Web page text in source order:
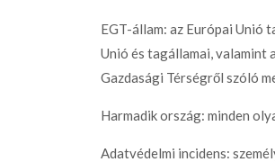
EGT-állam: az Európai Unió
Unió és tagállamai, valamint
Gazdasági Térségről szóló
Harmadik ország: minden
Adatvédelmi incidens: